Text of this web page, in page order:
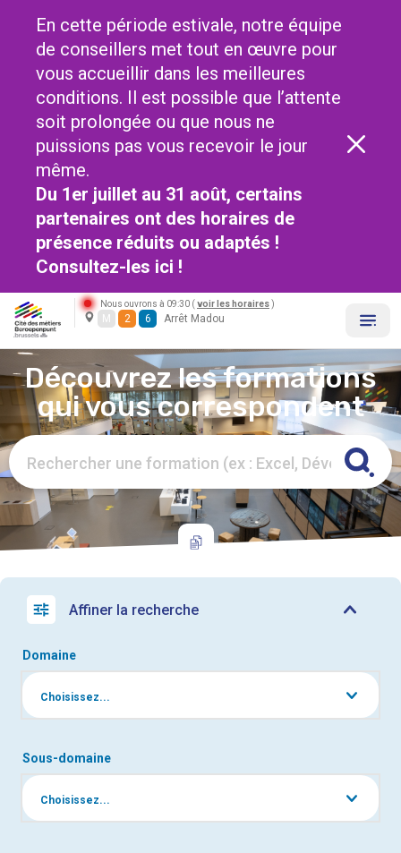
En cette période estivale, notre équipe
de conseillers met tout en œuvre pour
vous accueillir dans les meilleures
conditions. Il est possible que l’attente
soit prolongée ou que nous ne
puissions pas vous recevoir le jour
même.
Du 1er juillet au 31 août, certains
partenaires ont des horaires de
présence réduits ou adaptés !
Consultez-les ici !
Nous ouvrons à 09:30 ( voir les horaires )
M 2 6 Arrêt Madou
Découvrez les formations
qui vous correspondent
Affiner la recherche
Domaine
Choisissez...
Sous-domaine
Choisissez...